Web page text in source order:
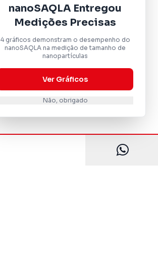
nanoSAQLA Entregou
Medições Precisas
4 gráficos demonstram o desempenho do
nanoSAQLA na medição de tamanho de
nanopartículas
Ver Gráficos
Não, obrigado